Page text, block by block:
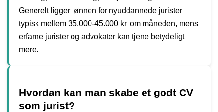
Generelt ligger lønnen for nyuddannede jurister
typisk mellem 35.000-45.000 kr. om måneden, mens
erfarne jurister og advokater kan tjene betydeligt
mere.
Hvordan kan man skabe et godt CV
som jurist?